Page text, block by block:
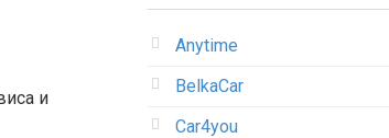
и
Anytime
BelkaCar
Car4you